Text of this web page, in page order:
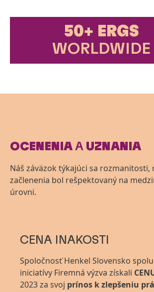
50+ ERGS
WORLD­WIDE
OCENENIA A UZNANIA
Náš záväzok týkajúci sa rozmanitosti,
začlenenia bol rešpektovaný na
úrovni.
CENA INAKOSTI
Spoločnosť Henkel Slovensko
iniciatívy Firemná výzva získali
2023 za svoj prínos k zlepšeniu